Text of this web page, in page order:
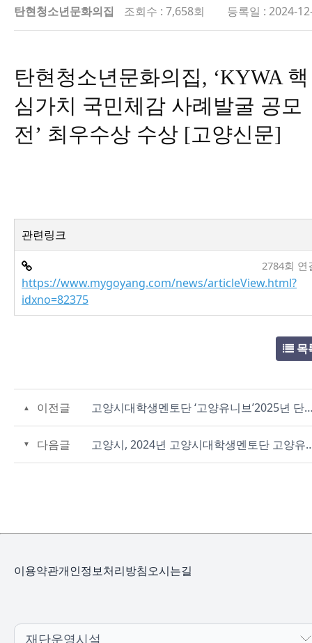
탄현청소년문화의집 조회수 : 7,658회 등록일 : 2024-
탄현청소년문화의집, ‘KYWA 핵
심가치 국민체감 사례발굴 공모
전’ 최우수상 수상 [고양신문]
관련링크
https://www.mygoyang.com/news/articleView.html?
idxno=82375
2784회 연
목
이전글 고양시대학생멘토단 ‘고양
다음글 고양시, 2024년 고양
이용약관개인정보처리방침오시는길
재단운영시설